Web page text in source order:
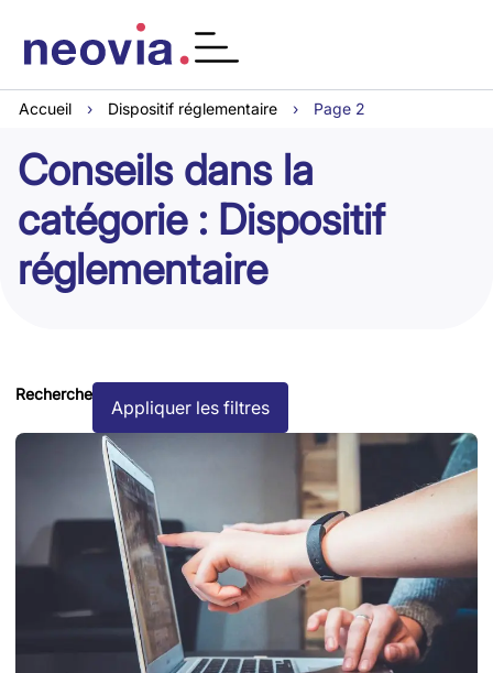
Accueil › Dispositif réglementaire › Page 2
Conseils dans la
catégorie : Dispositif
réglementaire
Recherche
Appliquer les filtres